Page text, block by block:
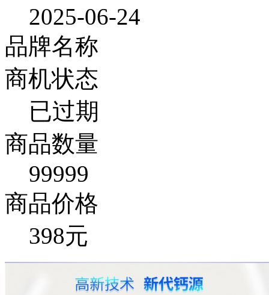
2025-06-24
品牌名称
商机状态
已过期
商品数量
99999
商品价格
398元